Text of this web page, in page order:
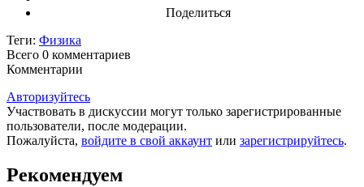
Поделиться
Теги: Физика
Всего 0 комментариев
Комментарии
Авторизуйтесь
Участвовать в дискуссии могут только зарегистрированные
пользователи, после модерации.
Пожалуйста, войдите в свой аккаунт или зарегистрируйтесь.
Рекомендуем